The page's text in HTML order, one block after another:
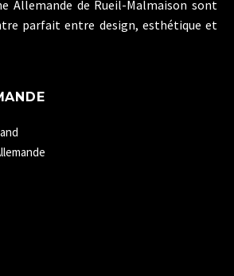
Allemande de Rueil-Malmaison sont
parfait entre design, esthétique et